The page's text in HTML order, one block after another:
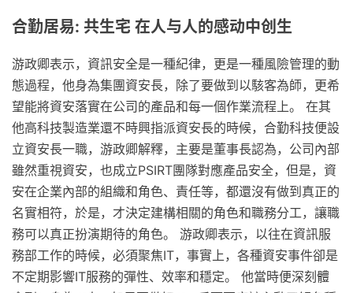
合勤居易: 共生宅 在人与人的感动中创生
游政卿表示，資訊安全是一種紀律，更是一種風險管理的動
態過程，他身為集團資安長，除了要做到以駭客為師，更希
望能將資安落實在公司的產品和每一個作業流程上。 在其
他高科技製造業還不時興指派資安長的時候，合勤科技便設
立資安長一職，游政卿解釋，主要是董事長認為，公司內部
雖然重視資安，也成立PSIRT團隊對應產品安全，但是，資
安在企業內部的組織和角色、責任等，都還沒有做到真正的
名實相符，於是，才決定建構相關的角色和職務分工，讓職
務可以真正扮演期待的角色。 游政卿表示，以往在資訊服
務部工作的時候，必須聚焦IT，事實上，各種資安事件卻是
不定期影響IT服務的彈性、效率和穩定。 他當時便深刻體